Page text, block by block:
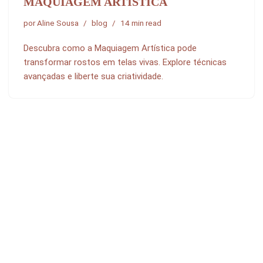
porAline Sousa blog 14 min read
Descubra como a Maquiagem Artística pode
transformar rostos em telas vivas. Explore técnicas
avançadas e liberte sua criatividade.